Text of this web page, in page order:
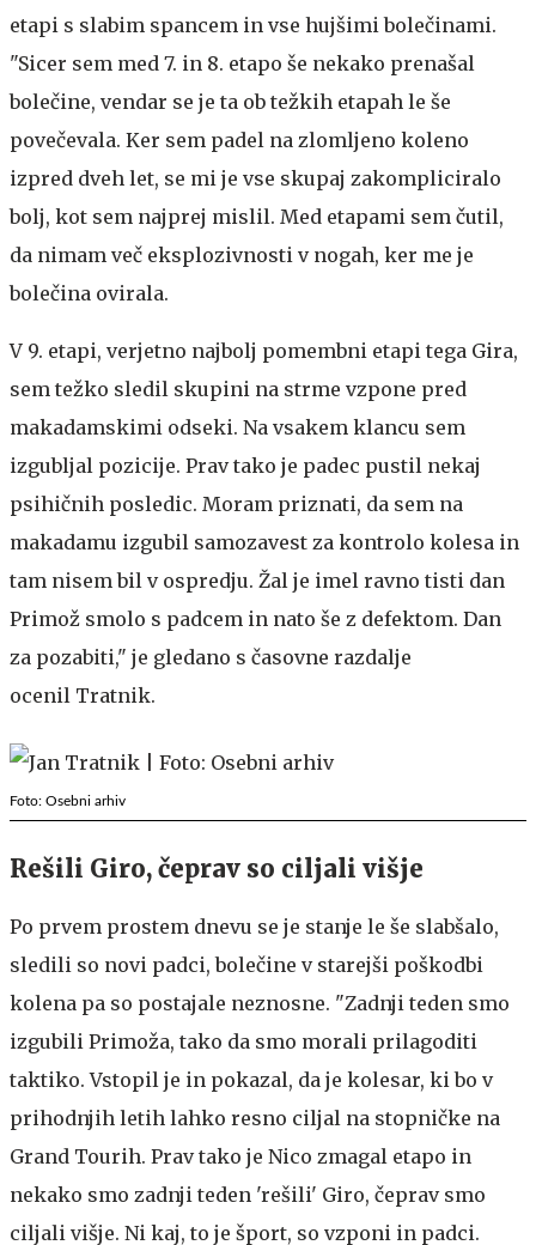
etapi s slabim spancem in vse hujšimi bolečinami.
"Sicer sem med 7. in 8. etapo še nekako prenašal
bolečine, vendar se je ta ob težkih etapah le še
povečevala. Ker sem padel na zlomljeno koleno
izpred dveh let, se mi je vse skupaj zakompliciralo
bolj, kot sem najprej mislil. Med etapami sem čutil,
da nimam več eksplozivnosti v nogah, ker me je
bolečina ovirala.
V 9. etapi, verjetno najbolj pomembni etapi tega Gira,
sem težko sledil skupini na strme vzpone pred
makadamskimi odseki. Na vsakem klancu sem
izgubljal pozicije. Prav tako je padec pustil nekaj
psihičnih posledic. Moram priznati, da sem na
makadamu izgubil samozavest za kontrolo kolesa in
tam nisem bil v ospredju. Žal je imel ravno tisti dan
Primož smolo s padcem in nato še z defektom. Dan
za pozabiti," je gledano s časovne razdalje
ocenil Tratnik.
Foto: Osebni arhiv
Rešili Giro, čeprav so ciljali višje
Po prvem prostem dnevu se je stanje le še slabšalo,
sledili so novi padci, bolečine v starejši poškodbi
kolena pa so postajale neznosne. "Zadnji teden smo
izgubili Primoža, tako da smo morali prilagoditi
taktiko. Vstopil je in pokazal, da je kolesar, ki bo v
prihodnjih letih lahko resno ciljal na stopničke na
Grand Tourih. Prav tako je Nico zmagal etapo in
nekako smo zadnji teden 'rešili' Giro, čeprav smo
ciljali višje. Ni kaj, to je šport, so vzponi in padci.